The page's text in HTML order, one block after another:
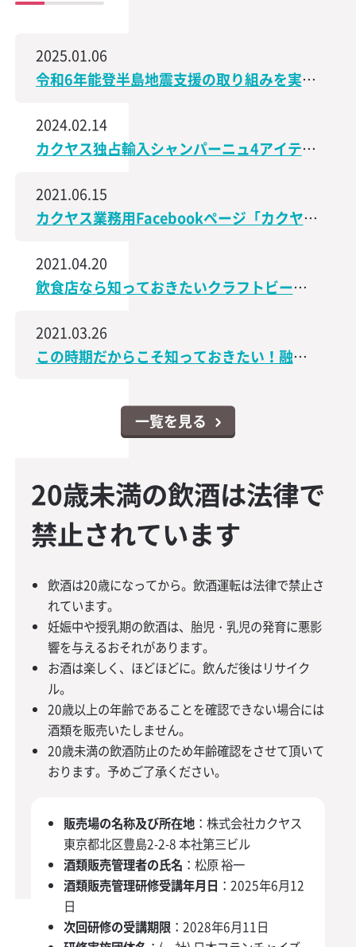
2025.01.06
令和6年能登半島地震支援の取り組みを実施、石川県で造られた日本酒の売上の一部を義援金として寄付
2024.02.14
カクヤス独占輸入シャンパーニュ4アイテムが、サクラアワード2024で受賞しました！
2021.06.15
カクヤス業務用Facebookページ「カクヤス飲食店ナビ」を開設しました！
2021.04.20
飲食店なら知っておきたいクラフトビールの世界│飲食店なんでもスクエア
2021.03.26
この時期だからこそ知っておきたい！融資・資金調達に関するコンテンツをアップしました│飲食店なんでもスクエア
一覧を見る
20歳未満の飲酒は法律で
禁止されています
飲酒は20歳になってから。飲酒運転は法律で禁止さ
れています。
妊娠中や授乳期の飲酒は、胎児・乳児の発育に悪影
響を与えるおそれがあります。
お酒は楽しく、ほどほどに。飲んだ後はリサイク
ル。
20歳以上の年齢であることを確認できない場合には
酒類を販売いたしません。
20歳未満の飲酒防止のため年齢確認をさせて頂いて
おります。予めご了承ください。
販売場の名称及び所在地：株式会社カクヤス
東京都北区豊島2-2-8 本社第三ビル
酒類販売管理者の氏名 ：松原 裕一
酒類販売管理研修受講年月日 ：2025年6月12
日
次回研修の受講期限：2028年6月11日